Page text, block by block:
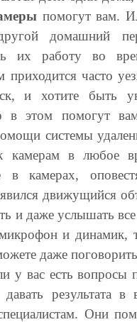
помогут вам.
домашний
их работу во
часто
и хотите быть
в этом помогут
системы
камерам в любое
в камерах,
движущийся
и даже услышать
и динамик,
даже
у вас есть вопросы
результата
Они